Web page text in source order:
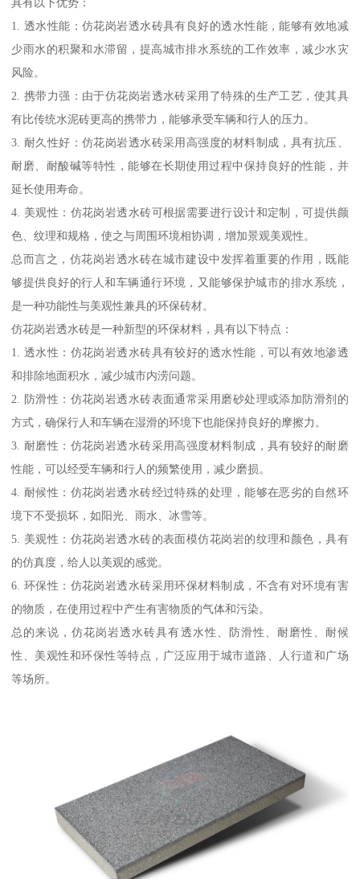
1. 透水性能：仿花岗岩透水砖具有良好的透水性能，能够有效地减
少雨水的积聚和水滞留，提高城市排水系统的工作效率，减少水灾
风险。
2. 携带力强：由于仿花岗岩透水砖采用了特殊的生产工艺，使其具
有比传统水泥砖更高的携带力，能够承受车辆和行人的压力。
3. 耐久性好：仿花岗岩透水砖采用高强度的材料制成，具有抗压、
耐磨、耐酸碱等特性，能够在长期使用过程中保持良好的性能，并
延长使用寿命。
4. 美观性：仿花岗岩透水砖可根据需要进行设计和定制，可提供颜
色、纹理和规格，使之与周围环境相协调，增加景观美观性。
总而言之，仿花岗岩透水砖在城市建设中发挥着重要的作用，既能
够提供良好的行人和车辆通行环境，又能够保护城市的排水系统，
是一种功能性与美观性兼具的环保砖材。
仿花岗岩透水砖是一种新型的环保材料，具有以下特点：
1. 透水性：仿花岗岩透水砖具有较好的透水性能，可以有效地渗透
和排除地面积水，减少城市内涝问题。
2. 防滑性：仿花岗岩透水砖表面通常采用磨砂处理或添加防滑剂的
方式，确保行人和车辆在湿滑的环境下也能保持良好的摩擦力。
3. 耐磨性：仿花岗岩透水砖采用高强度材料制成，具有较好的耐磨
性能，可以经受车辆和行人的频繁使用，减少磨损。
4. 耐候性：仿花岗岩透水砖经过特殊的处理，能够在恶劣的自然环
境下不受损坏，如阳光、雨水、冰雪等。
5. 美观性：仿花岗岩透水砖的表面模仿花岗岩的纹理和颜色，具有
的仿真度，给人以美观的感觉。
6. 环保性：仿花岗岩透水砖采用环保材料制成，不含有对环境有害
的物质，在使用过程中产生有害物质的气体和污染。
总的来说，仿花岗岩透水砖具有透水性、防滑性、耐磨性、耐候
性、美观性和环保性等特点，广泛应用于城市道路、人行道和广场
等场所。